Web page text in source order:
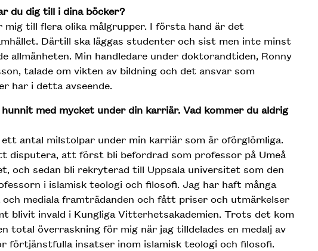
du dig till i dina böcker?
mig till flera olika målgrupper. I första hand är det
Därtill ska läggas studenter och sist men inte minst
allmänheten. Min handledare under doktorandtiden, Ronny
talade om vikten av bildning och det ansvar som
har i detta avseende.
med mycket under din karriär. Vad kommer du aldrig
antal milstolpar under min karriär som är oförglömliga.
disputera, att först bli befordrad som professor på Umeå
och sedan bli rekryterad till Uppsala universitet som den
i islamisk teologi och filosofi. Jag har haft många
mediala framträdanden och fått priser och utmärkelser
blivit invald i Kungliga Vitterhetsakademien. Trots det kom
total överraskning för mig när jag tilldelades en medalj av
förtjänstfulla insatser inom islamisk teologi och filosofi.